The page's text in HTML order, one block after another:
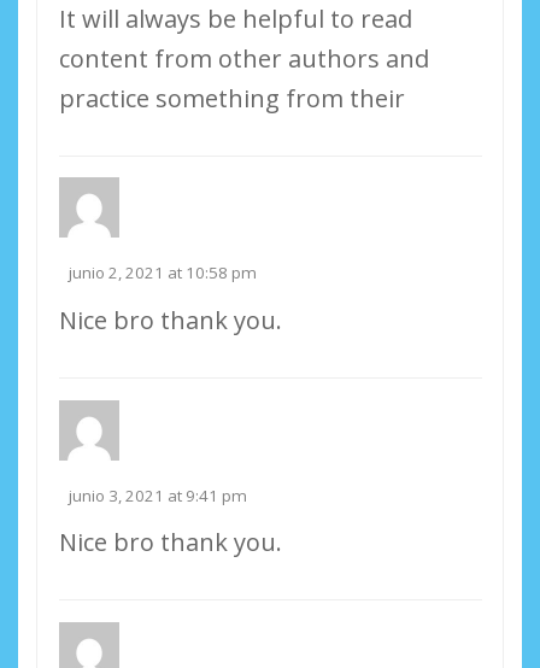
It will always be helpful to read
content from other authors and
practice something from their
junio 2, 2021 at 10:58 pm
Nice bro thank you.
junio 3, 2021 at 9:41 pm
Nice bro thank you.